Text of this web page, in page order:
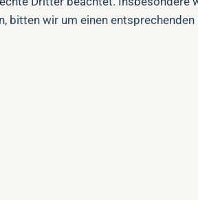
wir um einen